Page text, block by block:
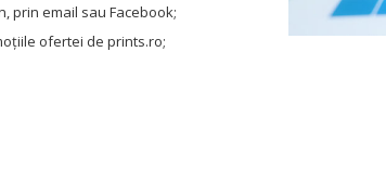
prin email sau Facebook;
ofertei de prints.ro;